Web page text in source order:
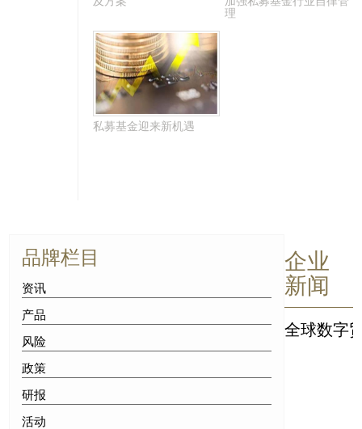
理
私募基金迎来新机遇
品牌栏目
资讯
产品
风险
政策
研报
活动
企业
新闻
全球数字